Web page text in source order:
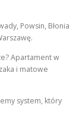
Powsin, Błonia
Apartament w
i matowe
system, który